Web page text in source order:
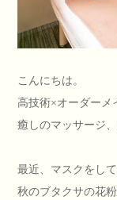
こんにちは。
高技術×オーダーメ
癒しのマッサージ
最近、マスクをし
秋のブタクサの花